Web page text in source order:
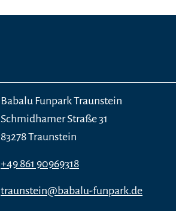
Babalu Funpark Traunstein
Schmidhamer Straße 31
83278 Traunstein
+49 861 90969318
traunstein@babalu-funpark.de